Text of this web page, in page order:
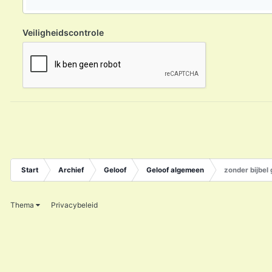
Veiligheidscontrole
Start Archief Geloof Geloof algemeen zonder bijbel
Thema Privacybeleid